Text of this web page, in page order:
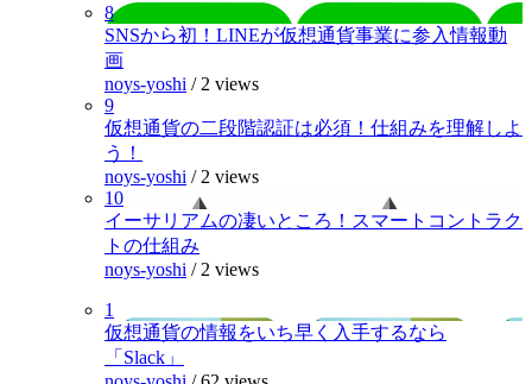
8
SNSから初！LINEが仮想通貨事業に参入情報動
画
noys-yoshi / 2 views
9
仮想通貨の二段階認証は必須！仕組みを理解しよ
う！
noys-yoshi / 2 views
10
イーサリアムの凄いところ！スマートコントラク
トの仕組み
noys-yoshi / 2 views
1
仮想通貨の情報をいち早く入手するなら
「Slack」